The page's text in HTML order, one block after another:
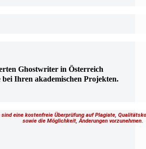
Ghostwriter in Österreich
bei Ihren akademischen Projekten.
sind eine kostenfreie Überprüfung auf Plagiate,
sowie die Möglichkeit, Änderungen vorzunehmen.